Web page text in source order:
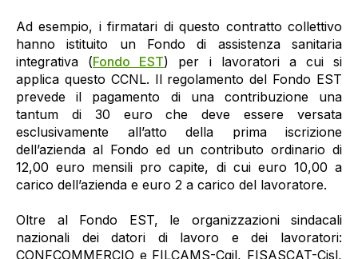
Ad esempio, i firmatari di questo contratto collettivo
hanno istituito un Fondo di assistenza sanitaria
integrativa (Fondo EST) per i lavoratori a cui si
applica questo CCNL. Il regolamento del Fondo EST
prevede il pagamento di una contribuzione una
tantum di 30 euro che deve essere versata
esclusivamente all’atto della prima iscrizione
dell’azienda al Fondo ed un contributo ordinario di
12,00 euro mensili pro capite, di cui euro 10,00 a
carico dell’azienda e euro 2 a carico del lavoratore.
Oltre al Fondo EST, le organizzazioni sindacali
nazionali dei datori di lavoro e dei lavoratori:
CONFCOMMERCIO e FILCAMS-Cgil, FISASCAT-Cisl,